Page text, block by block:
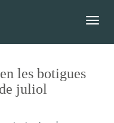
T
les botigues
juliol